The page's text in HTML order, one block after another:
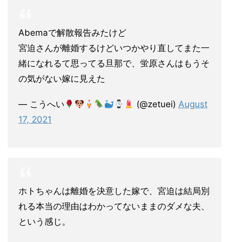
Abemaで解散報告みたけど
宮迫さんが離婚するけどいつかやり直してまた一
緒になれるて思ってる旦那で、蛍原さんはもうそ
の気がない嫁に見えた
— こうへい (@zetuei) August
17, 2021
ホトちゃんは離婚を決意した嫁で、宮迫は結局別
れる本当の理由はわかってないままのダメな夫、
という感じ。